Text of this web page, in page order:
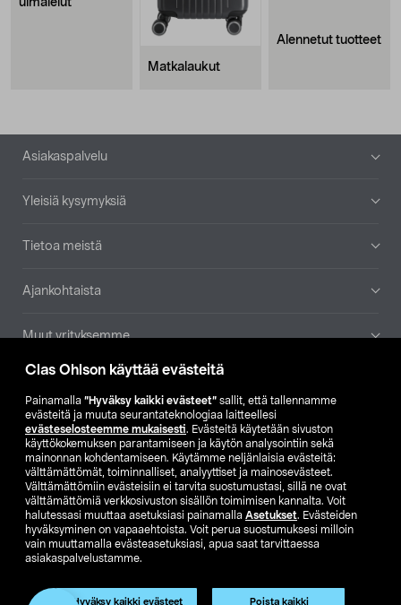
Clas Ohlson käyttää evästeitä
Painamalla ”Hyväksy kaikki evästeet” sallit, että tallennamme
evästeitä ja muuta seurantateknologiaa laitteellesi
evästeselosteemme mukaisesti. Evästeitä käytetään sivuston
käyttökokemuksen parantamiseen ja käytön analysointiin sekä
mainonnan kohdentamiseen. Käytämme neljänlaisia evästeitä:
välttämättömät, toiminnalliset, analyyttiset ja mainosevästeet.
Välttämättömiin evästeisiin ei tarvita suostumustasi, sillä ne ovat
välttämättömiä verkkosivuston sisällön toimimisen kannalta. Voit
halutessasi muuttaa asetuksiasi painamalla Asetukset. Evästeiden
hyväksyminen on vapaaehtoista. Voit perua suostumuksesi milloin
vain muuttamalla evästeasetuksiasi, apua saat tarvittaessa
asiakaspalvelustamme.
Hyväksy kaikki evästeet Poista kaikki
uimalelut
Matkalaukut
Alennetut tuotteet
Alatunniste
Asiakaspalvelu
Yleisiä kysymyksiä
Tietoa meistä
Ajankohtaista
Muut yrityksemme
Etsi myymälä
SE NO FI
FI SV
Näytä hinnat ilman ALV:a